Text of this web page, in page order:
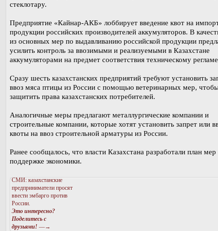
стеклотару.
Предприятие «Кайнар-АКБ» лоббирует введение квот на
продукции российских производителей аккумуляторов. В
из основных мер по выдавливанию российской продукции
усилить контроль за ввозимыми и реализуемыми в Казахстане
аккумуляторами на предмет соответствия техническому
Сразу шесть казахстанских предприятий требуют установить
ввоз мяса птицы из России с помощью ветеринарных мер,
защитить права казахстанских потребителей.
Аналогичные меры предлагают металлургические компании и
строительные компании, которые хотят установить запрет или
квоты на ввоз строительной арматуры из России.
Ранее сообщалось, что власти Казахстана разработали план мер
поддержке экономики.
СМИ: казахстанские
предприниматели просят
ввести эмбарго против
России.
Это интересно?
Поделитесь с
друзьями! —→